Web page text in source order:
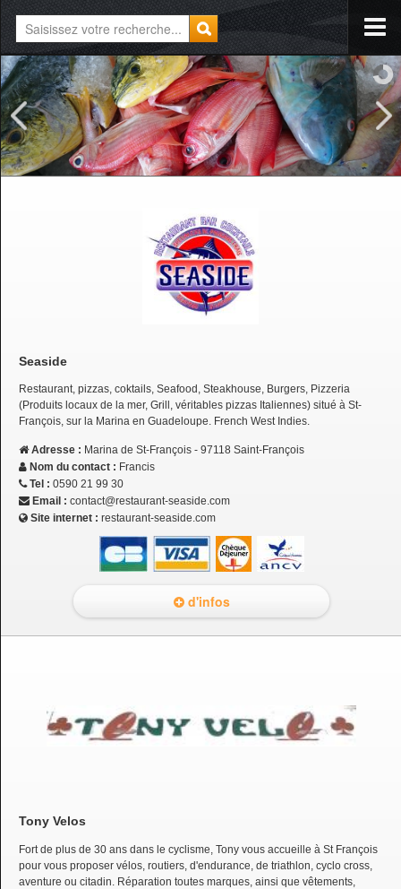
Seaside
Restaurant, pizzas, coktails, Seafood, Steakhouse, Burgers, Pizzeria
(Produits locaux de la mer, Grill, véritables pizzas Italiennes) situé à St-
François, sur la Marina en Guadeloupe. French West Indies.
Adresse : Marina de St-François - 97118 Saint-François
Nom du contact : Francis
Tel : 0590 21 99 30
Email : contact@restaurant-seaside.com
Site internet : restaurant-seaside.com
d'infos
Tony Velos
Fort de plus de 30 ans dans le cyclisme, Tony vous accueille à St François
pour vous proposer vélos, routiers, d'endurance, de triathlon, cyclo cross,
aventure ou citadin. Réparation toutes marques, ainsi que vêtements,